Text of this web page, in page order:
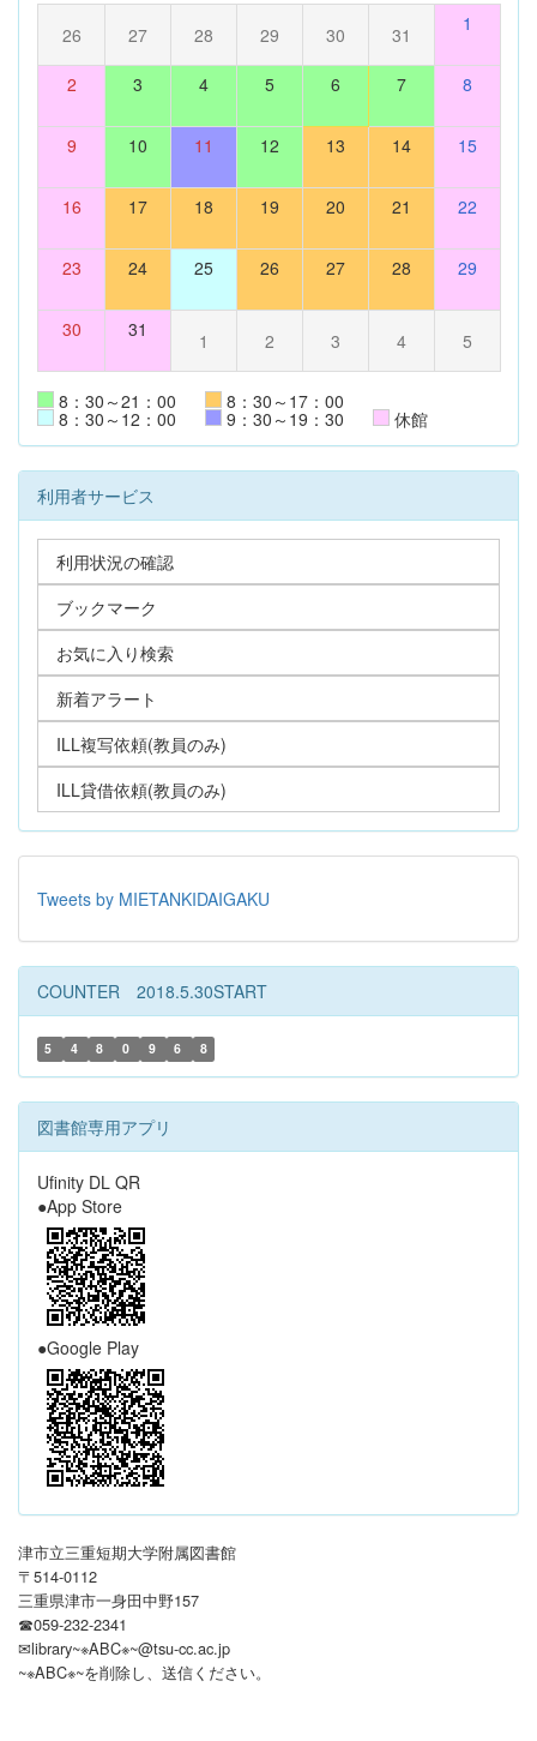
26 27 28 29 30 31 1
2 3 4 5 6 7 8
9 10 11 12 13 14 15
16 17 18 19 20 21 22
23 24 25 26 27 28 29
30 31 1 2 3 4 5
8：30～21：00 8：30～17：00
8：30～12：00 9：30～19：30 休館
利用者サービス
利用状況の確認
ブックマーク
お気に入り検索
新着アラート
ILL複写依頼(教員のみ)
ILL貸借依頼(教員のみ)
Tweets by MIETANKIDAIGAKU
COUNTER 2018.5.30START
5 4 8 0 9 6 8
図書館専用アプリ
Ufinity DL QR
●App Store
●Google Play
津市立三重短期大学附属図書館
〒514-0112
三重県津市一身田中野157
☎059-232-2341
✉library~※ABC※~@tsu-cc.ac.jp
~※ABC※~を削除し、送信ください。